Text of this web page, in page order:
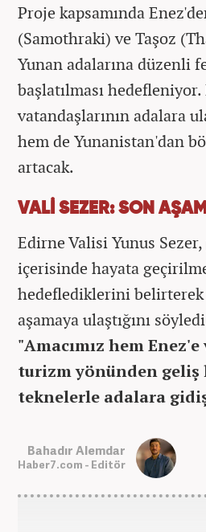
Proje kapsamında
(Samothraki) ve Taşoz
Yunan adalarına düzenli
başlatılması
vatandaşlarının adalara
hem de Yunanistan'dan
artacak.
VALİ SEZER: SON
Edirne Valisi Yunus
içerisinde hayata
hedeflediklerini belirterek
aşamaya ulaştığını
"Amacımız hem
turizm yönünden geliş
teknelerle adalara
Bahadır Alemdar
Haber7.com - Editör